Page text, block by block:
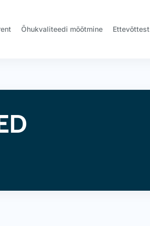
Õhukvaliteedi mõõtmine Ettevõttest